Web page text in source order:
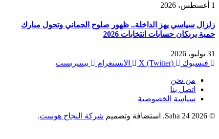
1 أغسطس، 2026
زلزال سياسي يهز الداخلة.. ظهور صلوح الجماني وتحول مبارك
حمية يربكان حسابات انتخابات 2026
31 يوليو، 2026
فيسبوك
X (Twitter) الانستغرام بينتيريست
من نحن
اتصل بنا
سياسة الخصوصية
© 2026 Saha 24. استضافة وتصميم شركة النجاح هوست.